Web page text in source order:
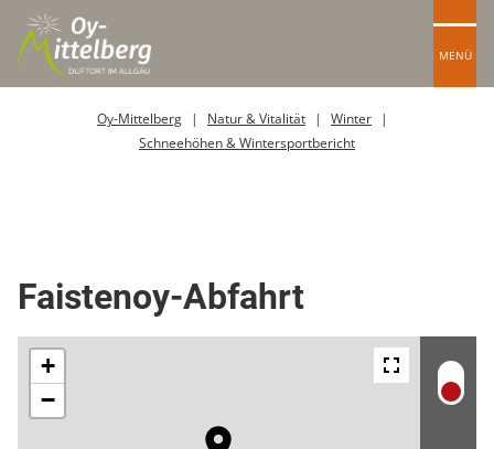
MENÜ
Oy-Mittelberg Natur & Vitalität
Winter
Schneehöhen & Wintersportbericht
Faistenoy-Abfahrt